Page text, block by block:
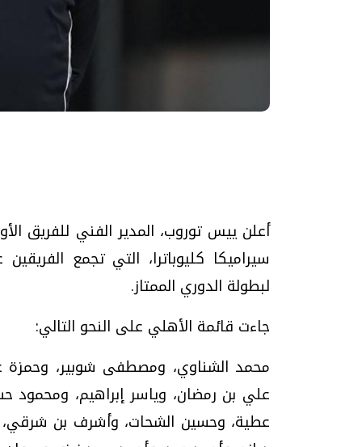
أعلن ييس توروب، المدير الفني للفريق
سيراميكا كليوباترا، التي تجمع
لبطولة الدوري الممتاز.
جاءت قائمة الأهلي على النحو التالي:
محمد الشناوي، ومصطفى شوبير، وحمزة
علي بن رمضان، وياسر إبراهيم،
عطية، وحسين الشحات، وأشرف بن شرقي،
فيديو.. الإعلام
وتحديات هائلة
الخميس، 30 يوليو 2026 01:09 م
موجات الطقس الساخنة.. لماذا تحدث وكيف